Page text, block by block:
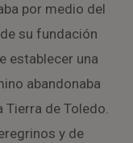
por medio del
su fundación
establecer una
abandonaba
de Toledo.
y de